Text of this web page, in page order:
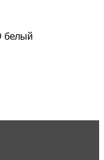
белый